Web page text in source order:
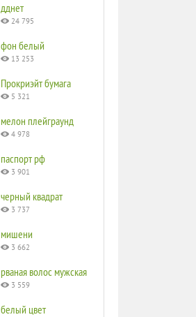
дднет
24 795
фон белый
13 253
Прокриэйт бумага
5 321
мелон плейграунд
4 978
паспорт рф
3 901
черный квадрат
3 737
мишени
3 662
рваная волос мужская
3 559
белый цвет